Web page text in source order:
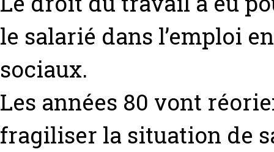
le salarié dans l’emploi
sociaux.
Les années 80 vont
fragiliser la situation de